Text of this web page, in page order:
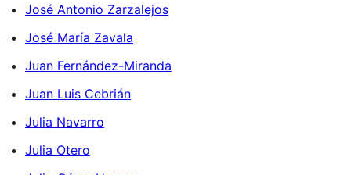
José Antonio Zarzalejos
José María Zavala
Juan Fernández-Miranda
Juan Luis Cebrián
Julia Navarro
Julia Otero